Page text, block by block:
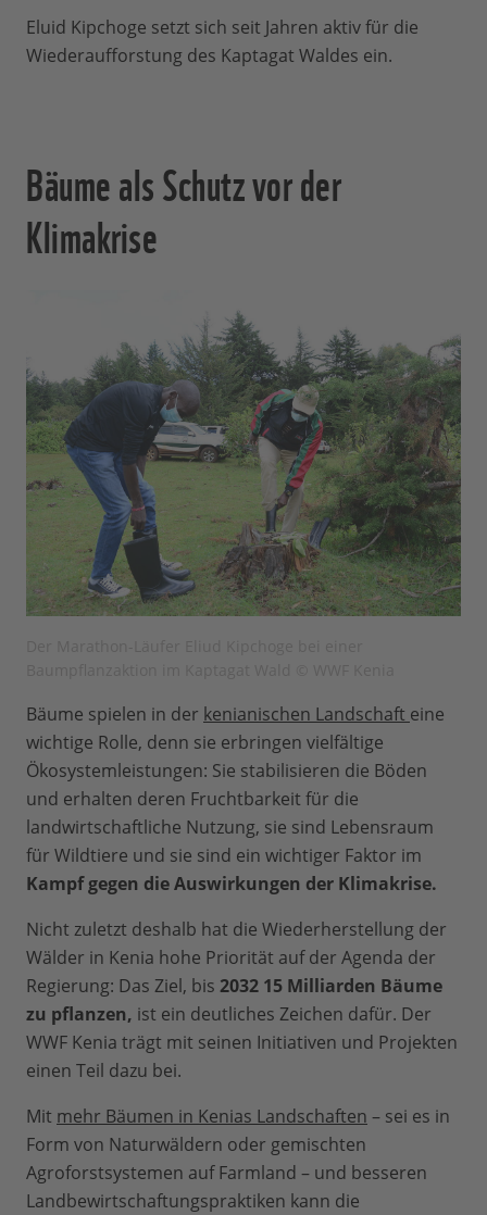
Eluid Kipchoge setzt sich seit Jahren aktiv für die
Wiederaufforstung des Kaptagat Waldes ein.
Bäume als Schutz vor der
Klimakrise
Bäume spielen in der kenianischen Landschaft eine
wichtige Rolle, denn sie erbringen vielfältige
Ökosystemleistungen: Sie stabilisieren die Böden
und erhalten deren Fruchtbarkeit für die
landwirtschaftliche Nutzung, sie sind Lebensraum
für Wildtiere und sie sind ein wichtiger Faktor im
Kampf gegen die Auswirkungen der Klimakrise.
Nicht zuletzt deshalb hat die Wiederherstellung der
Wälder in Kenia hohe Priorität auf der Agenda der
Regierung: Das Ziel, bis 2032 15 Milliarden Bäume
zu pflanzen, ist ein deutliches Zeichen dafür. Der
WWF Kenia trägt mit seinen Initiativen und Projekten
einen Teil dazu bei.
Mit mehr Bäumen in Kenias Landschaften – sei es in
Form von Naturwäldern oder gemischten
Agroforstsystemen auf Farmland – und besseren
Landbewirtschaftungspraktiken kann die